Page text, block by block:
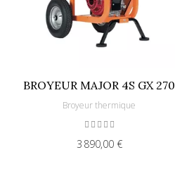
BROYEUR MAJOR 4S GX 270
Broyeur thermique
3 890,00 €